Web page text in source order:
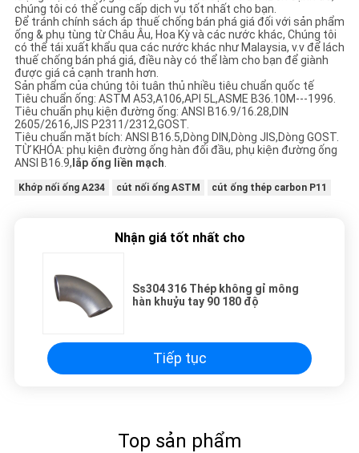
chúng tôi có thể cung cấp dịch vụ tốt nhất cho bạn.
Để tránh chính sách áp thuế chống bán phá giá đối với sản phẩm
ống & phụ tùng từ Châu Âu, Hoa Kỳ và các nước khác, Chúng tôi
có thể tái xuất khẩu qua các nước khác như Malaysia, v.v để lách
thuế chống bán phá giá, điều này có thể làm cho bạn để giành
được giá cả cạnh tranh hơn.
Sản phẩm của chúng tôi tuân thủ nhiều tiêu chuẩn quốc tế
Tiêu chuẩn ống: ASTM A53,A106,API 5L,ASME B36.10M---1996.
Tiêu chuẩn phụ kiện đường ống: ANSI B16.9/16.28,DIN
2605/2616,JIS P2311/2312,GOST.
Tiêu chuẩn mặt bích: ANSI B16.5,Dòng DIN,Dòng JIS,Dòng GOST.
TỪ KHÓA: phụ kiện đường ống hàn đối đầu, phụ kiện đường ống
ANSI B16.9, lắp ống liền mạch
Khớp nối ống A234 cút nối ống ASTM cút ống thép carbon P11
Nhận giá tốt nhất cho
Ss304 316 Thép không gỉ mông
hàn khuỷu tay 90 180 độ
Tiếp tục
Top sản phẩm